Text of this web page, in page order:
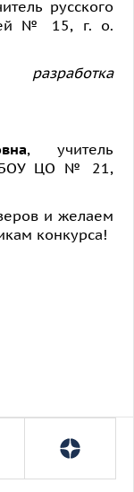
русского
№ 15, г. о.
разработка
, учитель
МБОУ ЦО № 21,
и желаем
конкурса!